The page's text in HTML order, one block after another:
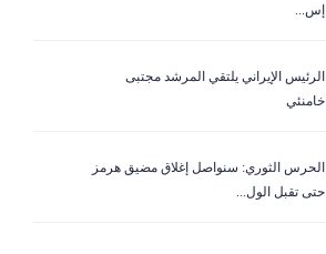
إس...
الرئيس الإيراني يلتقي المرشد مجتبى
خامنئي
الحرس الثوري: سنواصل إغلاق مضيق هرمز
حتى تقبل الول...